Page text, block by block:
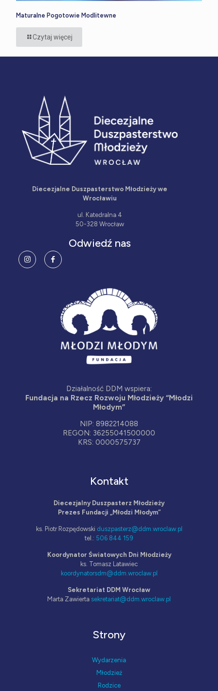
Maturalne Pogotowie Modlitewne
Czytaj więcej
Diecezjalne Duszpasterstwo Młodzieży we
Wrocławiu
ul. Katedralna 4
50-328 Wrocław
Odwiedź nas
Działalność DDM wspiera:
Fundacja na Rzecz Rozwoju Młodzieży “Młodzi
Młodym”
NIP: 8982214088
REGON: 36255041500000
KRS: 0000575737
Kontakt
Diecezjalny Duszpasterz Młodzieży
Prezes Fundacji „Młodzi Młodym”
ks. Piotr Rozpędowski duszpasterz@ddm.wroclaw.pl
tel.: 506 844 159
Koordynator Światowych Dni Młodzieży
ks. Tomasz Latawiec
koordynatorsdm@ddm.wroclaw.pl
Sekretariat DDM Wrocław
Marta Zawierta sekretariat@ddm.wroclaw.pl
Strony
Wydarzenia
Młodzież
Rodzice